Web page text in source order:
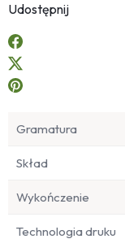
Udostępnij
Gramatura
Skład
Wykończenie
Technologia druku